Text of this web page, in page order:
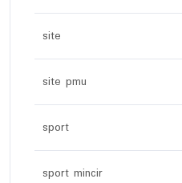
site
site pmu
sport
sport mincir